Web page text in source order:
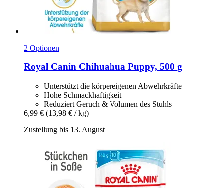
2 Optionen
Royal Canin Chihuahua Puppy, 500 g
Unterstützt die körpereigenen Abwehrkräfte
Hohe Schmackhaftigkeit
Reduziert Geruch & Volumen des Stuhls
6,99 € (13,98 € / kg)
Zustellung bis 13. August